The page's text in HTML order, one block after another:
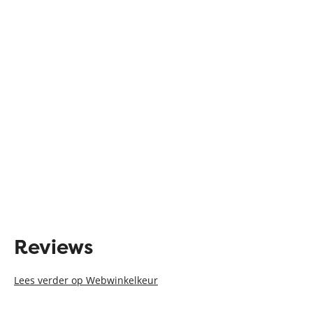
Reviews
Lees verder op Webwinkelkeur